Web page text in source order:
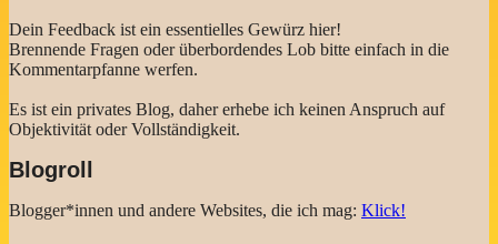
Dein Feedback ist ein essentielles Gewürz hier!
Brennende Fragen oder überbordendes Lob bitte einfach in die
Kommentarpfanne werfen.
Es ist ein privates Blog, daher erhebe ich keinen Anspruch auf
Objektivität oder Vollständigkeit.
Blogroll
Blogger*innen und andere Websites, die ich mag: Klick!